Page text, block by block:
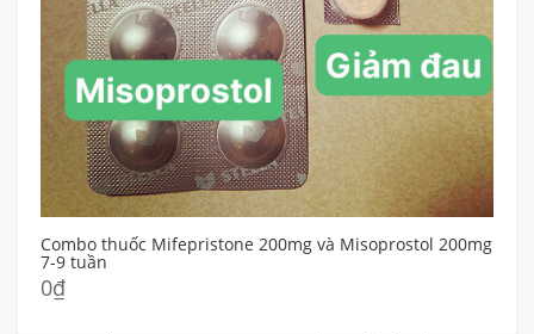
Combo thuốc Mifepristone 200mg và Misoprostol 200mg
7-9 tuần
0₫